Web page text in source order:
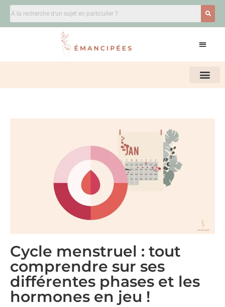
Cycle menstruel : tout
comprendre sur ses
différentes phases et les
hormones en jeu !